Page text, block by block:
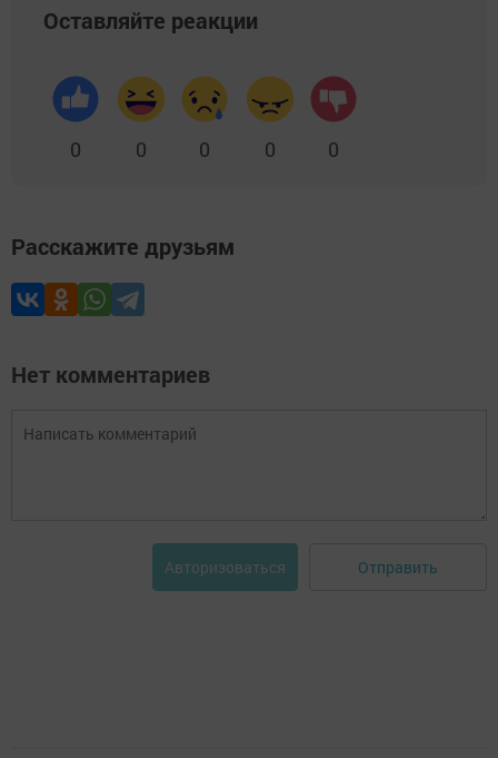
Оставляйте реакции
0 0 0 0 0
Расскажите друзьям
Нет комментариев
Авторизоваться Отправить